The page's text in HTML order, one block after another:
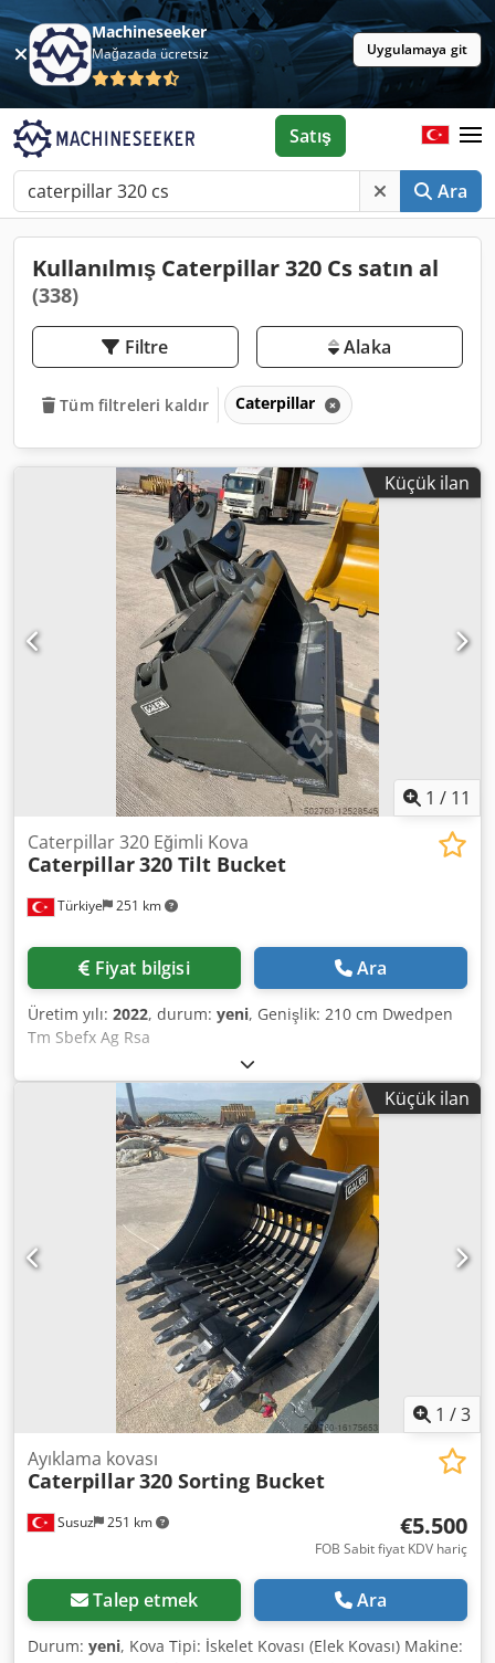
Machineseeker
Mağazada ücretsiz Uygulamaya git
Ara
Satış
Kullanılmış Caterpillar 320 Cs satın al
(338)
Filtre Alaka
Tüm filtreleri kaldır Caterpillar
Küçük ilan
1 / 11
Türkiye 251 km
Caterpillar 320 Eğimli Kova
Caterpillar320 Tilt Bucket
Fiyat bilgisi Ara
Üretim yılı: 2022, durum: yeni, Genişlik: 210 cm Dwedpen
Tm Sbefx Ag Rsa
Küçük ilan
1 /3
Susuz 251 km
Ayıklama kovası
Caterpillar320 Sorting Bucket
€5.500
FOB Sabit fiyat KDV hariç
Talep etmek Ara
Durum: yeni, Kova Tipi: İskelet Kovası (Elek Kovası) Makine: